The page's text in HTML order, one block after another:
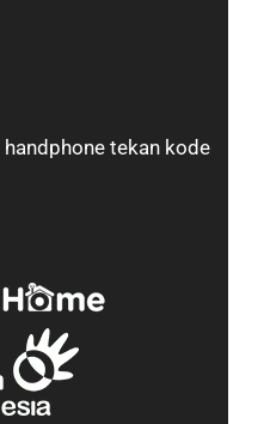
tekan kode